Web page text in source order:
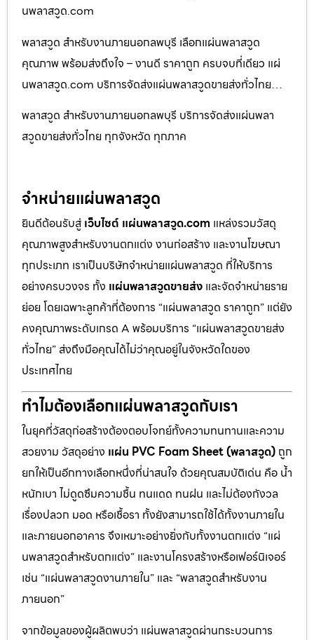
นพลาสวูด.com
พลาสวูด สำหรับงานภายนอกลพบุรี เลือกแผ่นพลาสวูด
คุณภาพ พร้อมส่งถึงใจ – งานดี ราคาถูก ครบจบที่เดียว แผ่
นพลาสวูด.com บริการจัดส่งแผ่นพลาสวูดขายส่งทั่วไทย…
พลาสวูด สำหรับงานภายนอกลพบุรี บริการจัดส่งแผ่นพลา
สวูดขายส่งทั่วไทย ทุกจังหวัด ทุกภาค
จำหน่ายแผ่นพลาสวูด
ยินดีต้อนรับสู่ เว็บไซต์ แผ่นพลาสวูด.com แหล่งรวมวัสดุ
คุณภาพสูงสำหรับงานตกแต่ง งานก่อสร้าง และงานโฆษณา
ทุกประเภท เราเป็นบริษัทจำหน่ายแผ่นพลาสวูด ที่ให้บริการ
อย่างครบวงจร ทั้ง แผ่นพลาสวูดขายส่ง และจัดจำหน่ายราย
ย่อย โดยเฉพาะลูกค้าที่ต้องการ “แผ่นพลาสวูด ราคาถูก” แต่ยัง
คงคุณภาพระดับเกรด A พร้อมบริการ “แผ่นพลาสวูดขายส่ง
ทั่วไทย” ส่งถึงมือคุณได้ไม่ว่าคุณอยู่ในจังหวัดใดของ
ประเทศไทย
ทำไมต้องเลือกแผ่นพลาสวูดกับเรา
ในยุคที่วัสดุก่อสร้างต้องตอบโจทย์ทั้งความทนทานและความ
สวยงาม วัสดุอย่าง แผ่น PVC Foam Sheet (พลาสวูด) ถูก
ยกให้เป็นอีกทางเลือกหนึ่งที่น่าสนใจ ด้วยคุณสมบัติเด่น คือ น้ำ
หนักเบา ไม่ดูดซึมความชื้น ทนแดด ทนฝน และไม่ต้องกังวล
เรื่องปลวก มอด หรือเชื้อรา ทั้งยังสามารถใช้ได้ทั้งงานภายใน
และภายนอกอาคาร จึงเหมาะอย่างยิ่งกับทั้งงานตกแต่ง “แผ่
นพลาสวูดสำหรับตกแต่ง” และงานโครงสร้างหรือเฟอร์นิเจอร์
เช่น “แผ่นพลาสวูดงานภายใน” และ “พลาสวูดสำหรับงาน
ภายนอก”
จากข้อมูลของผู้ผลิตพบว่า แผ่นพลาสวูดผ่านกระบวนการ